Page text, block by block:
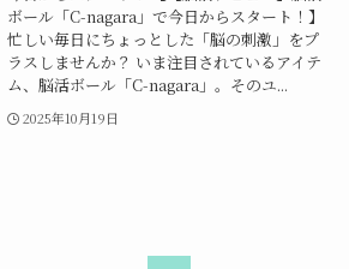
ボール「C-nagara」で今日からスタート！】
忙しい毎日にちょっとした「脳の刺激」をプ
ラスしませんか？ いま注目されているアイテ
ム、脳活ボール「C-nagara」。そのユ...
2025年10月19日